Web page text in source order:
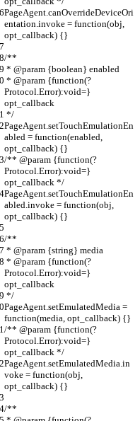
PageAgent.canOverrideDeviceOri
entation.invoke = function(obj,
opt_callback) {}
/**
* @param {boolean} enabled
Protocol.Error):void=}
opt_callback
*/
PageAgent.setTouchEmulationEn
abled = function(enabled,
opt_callback) {}
/** @param {function(?
Protocol.Error):void=}
opt_callback */
PageAgent.setTouchEmulationEn
abled.invoke = function(obj,
opt_callback) {}
/**
* @param {string} media
Protocol.Error):void=}
opt_callback
*/
PageAgent.setEmulatedMedia =
function(media, opt_callback) {}
/** @param {function(?
Protocol.Error):void=}
opt_callback */
PageAgent.setEmulatedMedia.in
voke = function(obj,
opt_callback) {}
/**